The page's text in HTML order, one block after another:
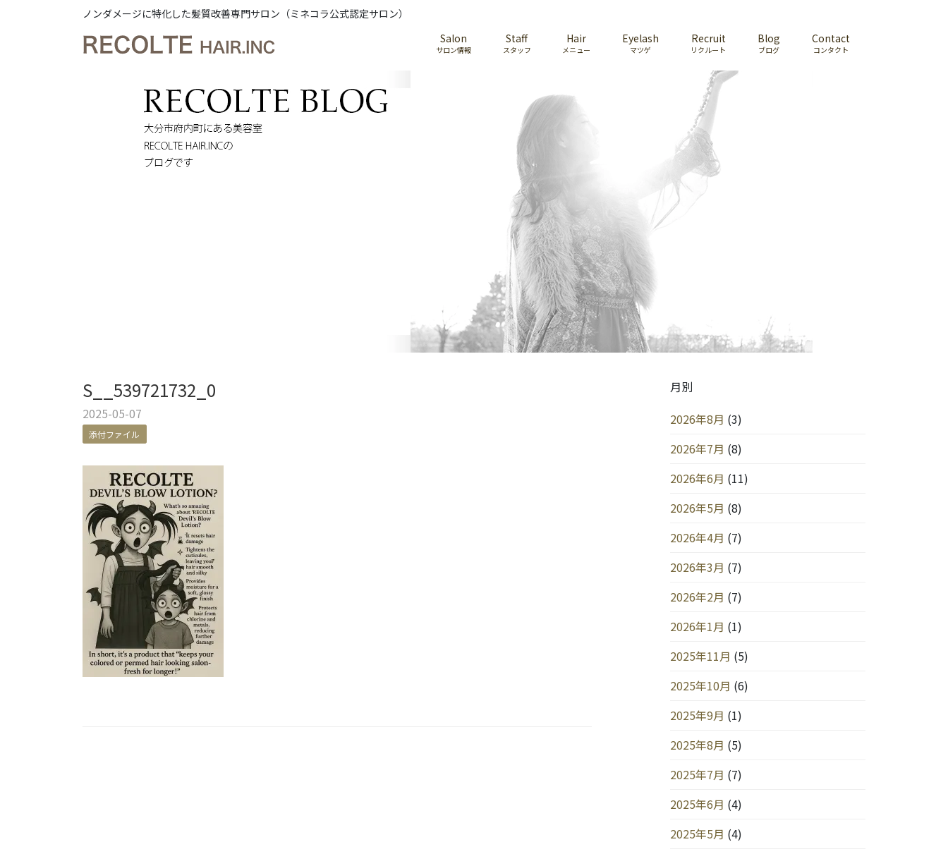
ノンダメージに特化した髪質改善専門サロン（ミネコラ公式認定サロン）
Salon
サロン情報
Staff
スタッフ
Hair
メニュー
Eyelash
マツゲ
Recruit
リクルート
Blog
ブログ
Contact
コンタクト
S__539721732_0
2025-05-07
添付ファイル
月別
2026年8月 (3)
2026年7月 (8)
2026年6月 (11)
2026年5月 (8)
2026年4月 (7)
2026年3月 (7)
2026年2月 (7)
2026年1月 (1)
2025年11月 (5)
2025年10月 (6)
2025年9月 (1)
2025年8月 (5)
2025年7月 (7)
2025年6月 (4)
2025年5月 (4)